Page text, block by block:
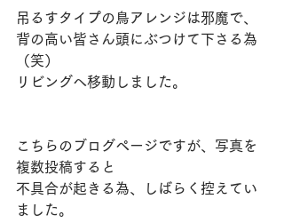
吊るすタイプの鳥アレンジは邪魔で、
背の高い皆さん頭にぶつけて下さる為
（笑）
リビングへ移動しました。
こちらのブログページですが、写真を
複数投稿すると
不具合が起きる為、しばらく控えてい
ました。